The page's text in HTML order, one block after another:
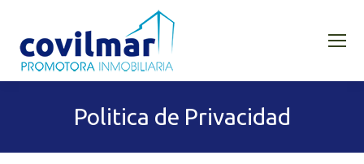
Politica de Privacidad